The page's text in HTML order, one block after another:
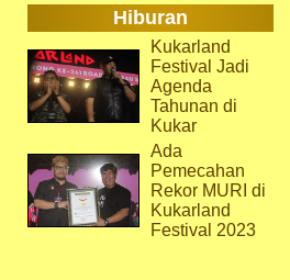
Hiburan
Kukarland
Festival Jadi
Agenda
Tahunan di
Kukar
Ada
Pemecahan
Rekor MURI di
Kukarland
Festival 2023